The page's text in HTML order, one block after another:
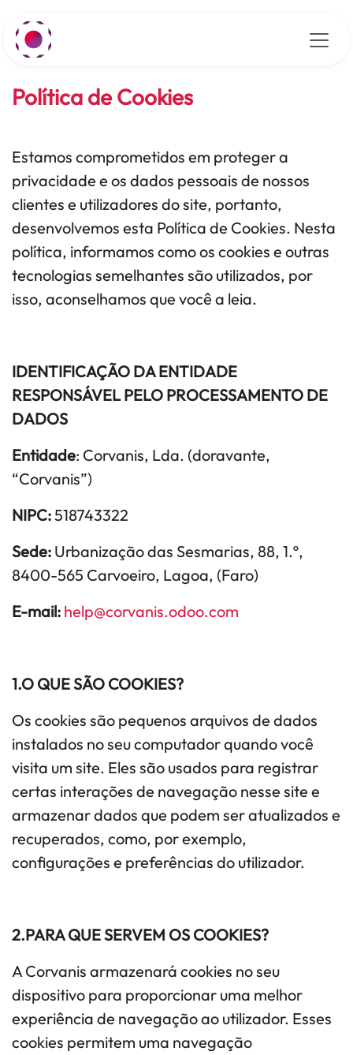
Política de Cookies
Estamos comprometidos em proteger a
privacidade e os dados pessoais de nossos
clientes e utilizadores do site, portanto,
desenvolvemos esta Política de Cookies. Nesta
política, informamos como os cookies e outras
tecnologias semelhantes são utilizados, por
isso, aconselhamos que você a leia.
IDENTIFICAÇÃO DA ENTIDADE
RESPONSÁVEL PELO PROCESSAMENTO DE
DADOS
Entidade: Corvanis, Lda. (doravante,
“Corvanis”)
NIPC:518743322
Sede: Urbanização das Sesmarias, 88, 1.º,
8400-565 Carvoeiro, Lagoa, (Faro)
E-mail: help@corvanis.odoo.com
1.O QUE SÃO COOKIES?
Os cookies são pequenos arquivos de dados
instalados no seu computador quando você
visita um site. Eles são usados ​​para registrar
certas interações de navegação nesse site e
armazenar dados que podem ser atualizados e
recuperados, como, por exemplo,
configurações e preferências do utilizador.
2.PARA QUE SERVEM OS COOKIES?
A Corvanis armazenará cookies no seu
dispositivo para proporcionar uma melhor
experiência de navegação ao utilizador. Esses
cookies permitem uma navegação